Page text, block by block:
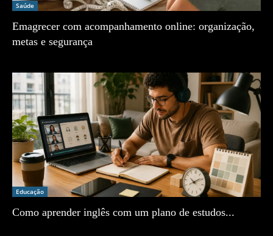
Saúde
Emagrecer com acompanhamento online: organização,
metas e segurança
Educação
Como aprender inglês com um plano de estudos...